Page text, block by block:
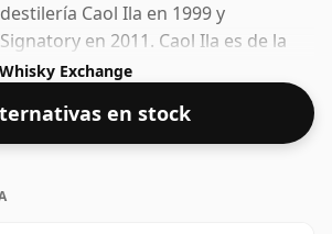
Caol Ila en 1999 y
en 2011. Caol Ila es de la
Muchos consideran que el
para experimentar la "sensación
pleno del whisky.
Exchange
en stock